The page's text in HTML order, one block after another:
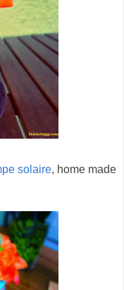
solaire, home made